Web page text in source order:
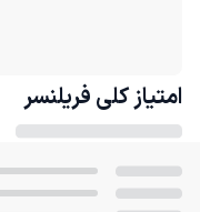
امتیاز کلی فریلنسر